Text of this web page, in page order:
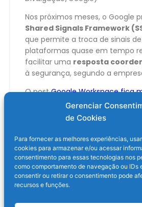
Gerenciar
de Cookies
Para fornecer as melhores experiências,
cookies para armazenar e/ou acessar
consentimento para essas tecnologias nos
como comportamento de navegação ou IDs
consentir ou retirar o consentimento pode
recursos e funções.
Nos próximos meses, o Google
Shared Signals Framework
que permite a troca de sinais
plataformas quase em tempo
facilitar uma resposta
à segurança, segundo a
O postGoogle Workspace fica
contra roubos de dados
Olhar Digital.